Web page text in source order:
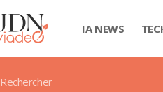
IA NEWS
Rechercher